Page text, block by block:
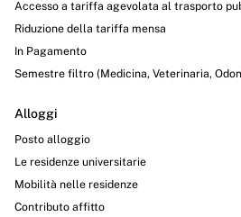
Accesso a tariffa agevolata al trasporto
Riduzione della tariffa mensa
In Pagamento
Semestre filtro (Medicina, Veterinaria,
Alloggi
Posto alloggio
Le residenze universitarie
Mobilità nelle residenze
Contributo affitto